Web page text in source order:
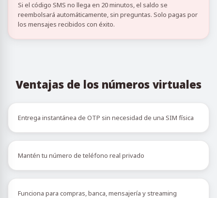
Si el código SMS no llega en 20 minutos, el saldo se
reembolsará automáticamente, sin preguntas. Solo pagas por
los mensajes recibidos con éxito.
Ventajas de los números virtuales
Entrega instantánea de OTP sin necesidad de una SIM física
Mantén tu número de teléfono real privado
Funciona para compras, banca, mensajería y streaming